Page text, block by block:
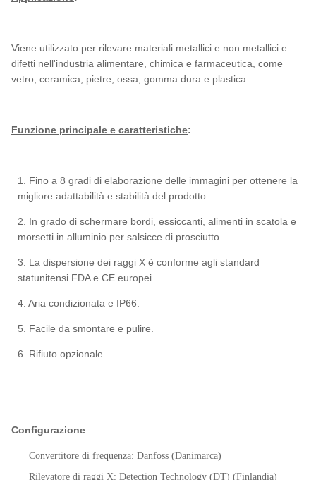
Viene utilizzato per rilevare materiali metallici e non metallici e
difetti nell'industria alimentare, chimica e farmaceutica, come
vetro, ceramica, pietre, ossa, gomma dura e plastica.
Funzione principale e caratteristiche:
1. Fino a 8 gradi di elaborazione delle immagini per ottenere la
migliore adattabilità e stabilità del prodotto.
2. In grado di schermare bordi, essiccanti, alimenti in scatola e
morsetti in alluminio per salsicce di prosciutto.
3. La dispersione dei raggi X è conforme agli standard
statunitensi FDA e CE europei
4. Aria condizionata e IP66.
5. Facile da smontare e pulire.
6. Rifiuto opzionale
Configurazione:
Convertitore di frequenza: Danfoss (Danimarca)
Rilevatore di raggi X: Detection Technology (DT) (Finlandia)